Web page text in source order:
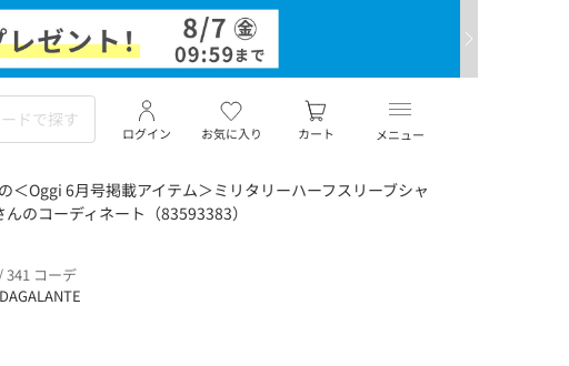
メニュー
お気に入り
ログイン カート
＜Oggi 6月号掲載アイテム＞ミリタリーハーフスリーブシャ
のコーディネート（83593383）
341 コーデ